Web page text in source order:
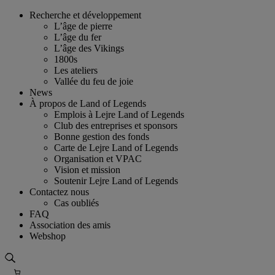
Skip
Recherche et développement
L’âge de pierre
L’âge du fer
L’âge des Vikings
1800s
Les ateliers
Vallée du feu de joie
News
À propos de Land of Legends
Emplois à Lejre Land of Legends
Club des entreprises et sponsors
Bonne gestion des fonds
Carte de Lejre Land of Legends
Organisation et VPAC
Vision et mission
Soutenir Lejre Land of Legends
Contactez nous
Cas oubliés
FAQ
Association des amis
Webshop